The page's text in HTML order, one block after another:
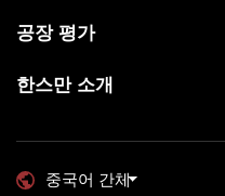
공장 평가
한스만 소개
중국어 간체